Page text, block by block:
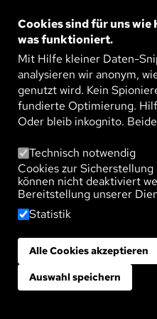
vorgegeben und wird
unserer Zellen bestimmt.
erreichbare Zeit
Hand.
Leben Gesellschaft
WIE DIE
ALTERN
In unseren Zellen läuft
ab, das unser Altern und
Lebensspanne festlegt.
Cookies sind für uns wie
was funktioniert.
Mit Hilfe kleiner Daten-
analysieren wir anonym,
genutzt wird. Kein
fundierte Optimierung.
Oder bleib inkognito.
Technisch notwendig
Cookies zur
können nicht deaktiviert
Bereitstellung unserer
Statistik
Alle Cookies akzeptieren
Auswahl speichern
Zustimmung zurückziehen